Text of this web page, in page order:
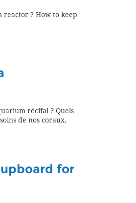
reactor ? How to keep
récifal ? Quels
de nos coraux.
for